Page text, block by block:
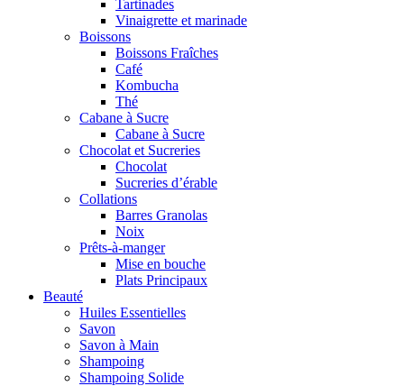
Tartinades
Vinaigrette et marinade
Boissons
Boissons Fraîches
Café
Kombucha
Thé
Cabane à Sucre
Cabane à Sucre
Chocolat et Sucreries
Chocolat
Sucreries d’érable
Collations
Barres Granolas
Noix
Prêts-à-manger
Mise en bouche
Plats Principaux
Beauté
Huiles Essentielles
Savon
Savon à Main
Shampoing
Shampoing Solide